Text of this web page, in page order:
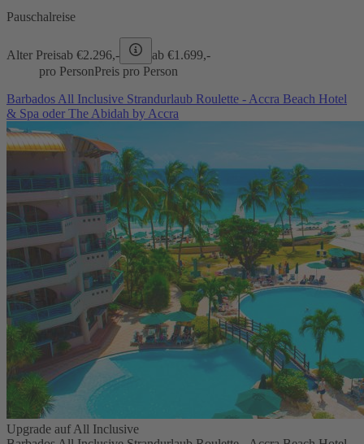
Pauschalreise
Alter Preisab €2.296,- ab €1.699,-
pro PersonPreis pro Person
Barbados All Inclusive Strandurlaub Roulette - Accra Beach Hotel
& Spa oder The Abidah by Accra
Upgrade auf All Inclusive